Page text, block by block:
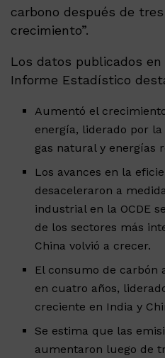
carbono después de
crecimiento”.
Los datos publicados
Informe Estadístico
Aumentó el
energía, liderado por
gas natural y energías
Los avances en la
desaceleraron a
industrial en la OCDE
de los sectores más
China volvió a crecer.
El consumo de carbón
en cuatro años,
creciente en India y
Se estima que las
aumentaron luego de